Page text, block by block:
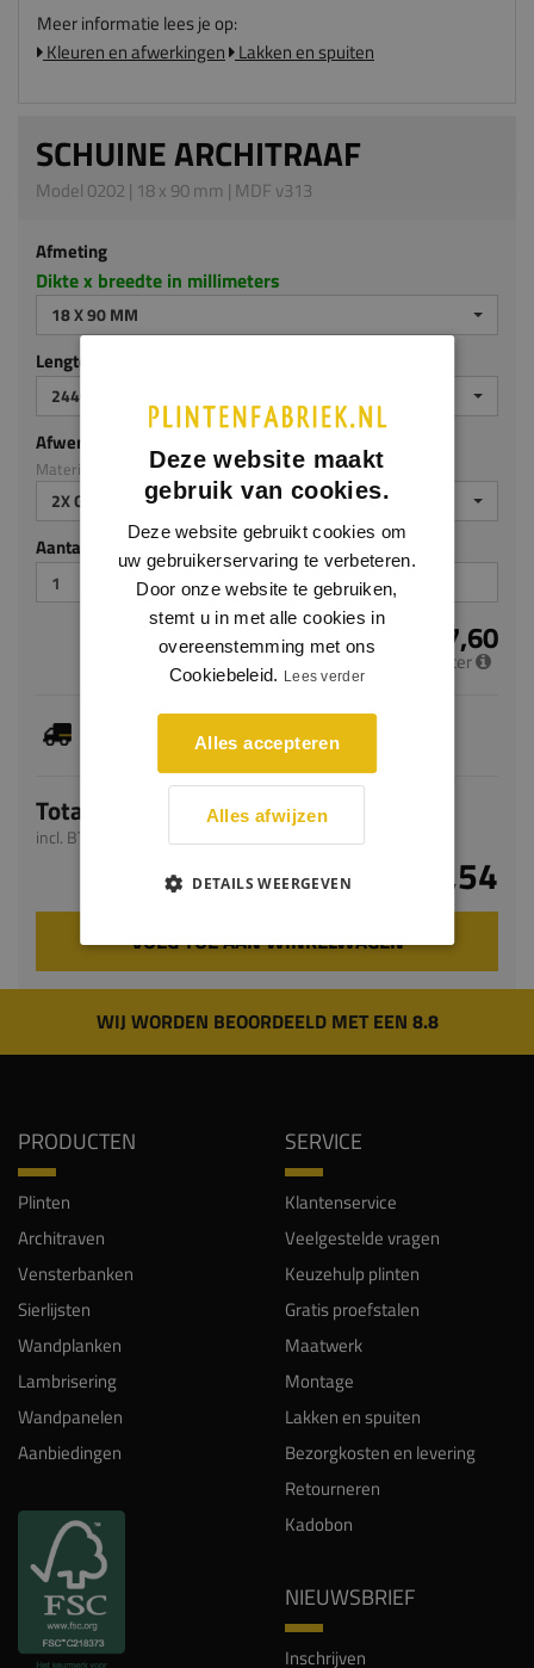
Meer informatie lees je op:
Kleuren en afwerkingen Lakken en spuiten
SCHUINE ARCHITRAAF
Model 0202 | 18 x 90 mm | MDF v313
Afmeting
Dikte x breedte in millimeters
18 X 90 MM
Lengte (mm)
2440 MM
Afwerking
Materiaal: MDF v313
2X GEGROND
Aantal stuks
€ 7,60
per meter
Dit artikel is voorradig, de verwachte levertijd
bedraagt 1-3 werkdagen
Totaal
incl. BTW
€ 18,54
VOEG TOE AAN WINKELWAGEN
WIJ WORDEN BEOORDEELD MET EEN 8.8
PRODUCTEN
Plinten
Architraven
Vensterbanken
Sierlijsten
Wandplanken
Lambrisering
Wandpanelen
Aanbiedingen
SERVICE
Klantenservice
Veelgestelde vragen
Keuzehulp plinten
Gratis proefstalen
Maatwerk
Montage
Lakken en spuiten
Bezorgkosten en levering
Retourneren
Kadobon
NIEUWSBRIEF
Inschrijven
Deze website maakt
gebruik van cookies.
Deze website gebruikt cookies om
uw gebruikerservaring te verbeteren.
Door onze website te gebruiken,
stemt u in met alle cookies in
overeenstemming met ons
Cookiebeleid. Lees verder
Alles accepteren
Alles afwijzen
DETAILS WEERGEVEN